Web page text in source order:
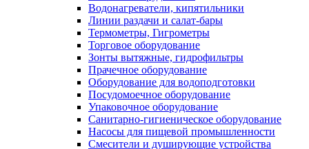
Водонагреватели, кипятильники
Линии раздачи и салат-бары
Термометры, Гигрометры
Торговое оборудование
Зонты вытяжные, гидрофильтры
Прачечное оборудование
Оборудование для водоподготовки
Посудомоечное оборудование
Упаковочное оборудование
Санитарно-гигиеническое оборудование
Насосы для пищевой промышленности
Смесители и душирующие устройства